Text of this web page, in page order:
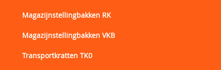
Magazijnstellingbakken RK
Magazijnstellingbakken VKB
Transportkratten TK0